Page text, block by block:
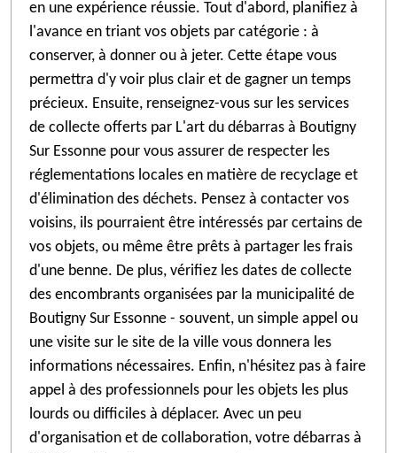
en une expérience réussie. Tout d'abord, planifiez à
l'avance en triant vos objets par catégorie : à
conserver, à donner ou à jeter. Cette étape vous
permettra d'y voir plus clair et de gagner un temps
précieux. Ensuite, renseignez-vous sur les services
de collecte offerts par L'art du débarras à Boutigny
Sur Essonne pour vous assurer de respecter les
réglementations locales en matière de recyclage et
d'élimination des déchets. Pensez à contacter vos
voisins, ils pourraient être intéressés par certains de
vos objets, ou même être prêts à partager les frais
d'une benne. De plus, vérifiez les dates de collecte
des encombrants organisées par la municipalité de
Boutigny Sur Essonne - souvent, un simple appel ou
une visite sur le site de la ville vous donnera les
informations nécessaires. Enfin, n'hésitez pas à faire
appel à des professionnels pour les objets les plus
lourds ou difficiles à déplacer. Avec un peu
d'organisation et de collaboration, votre débarras à